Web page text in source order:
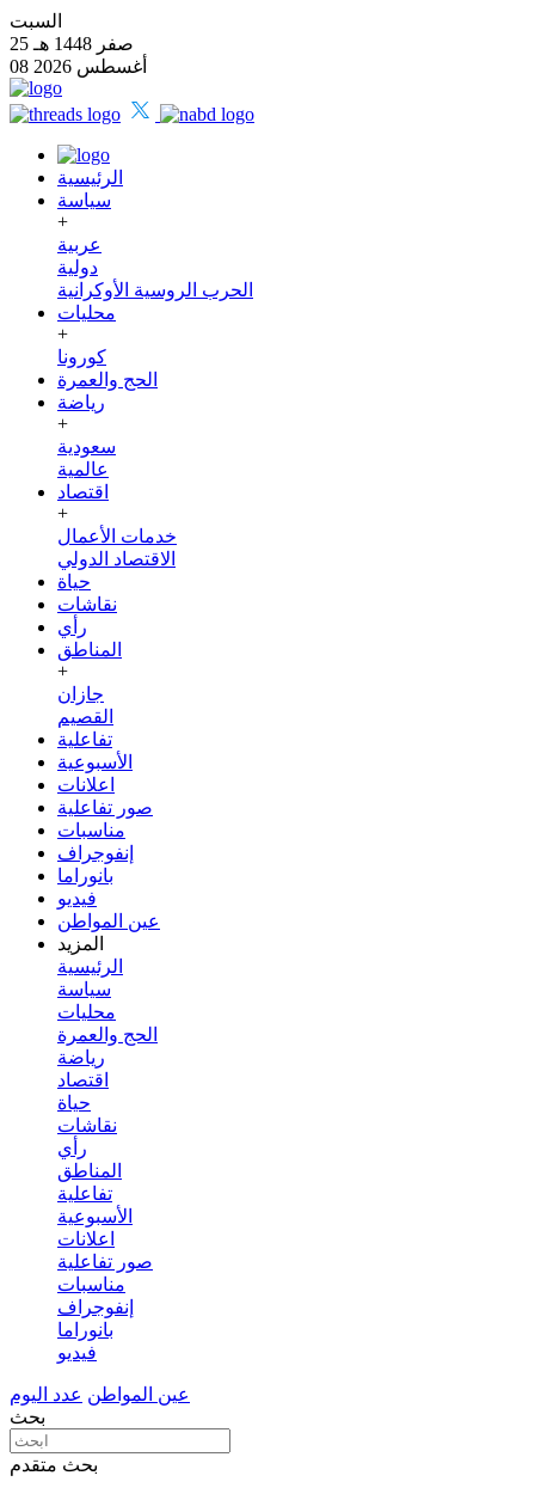
السبت
25 صفر 1448 هـ
08 أغسطس 2026
الرئيسية
سياسة
+
عربية
دولية
الحرب الروسية الأوكرانية
محليات
+
كورونا
الحج والعمرة
رياضة
+
سعودية
عالمية
اقتصاد
+
خدمات الأعمال
الاقتصاد الدولي
حياة
نقاشات
رأي
المناطق
+
جازان
القصيم
تفاعلية
الأسبوعية
اعلانات
صور تفاعلية
مناسبات
إنفوجراف
بانوراما
فيديو
عين المواطن
المزيد
الرئيسية
سياسة
محليات
الحج والعمرة
رياضة
اقتصاد
حياة
نقاشات
رأي
المناطق
تفاعلية
الأسبوعية
اعلانات
صور تفاعلية
مناسبات
إنفوجراف
بانوراما
فيديو
عين المواطن عدد اليوم
بحث
بحث متقدم